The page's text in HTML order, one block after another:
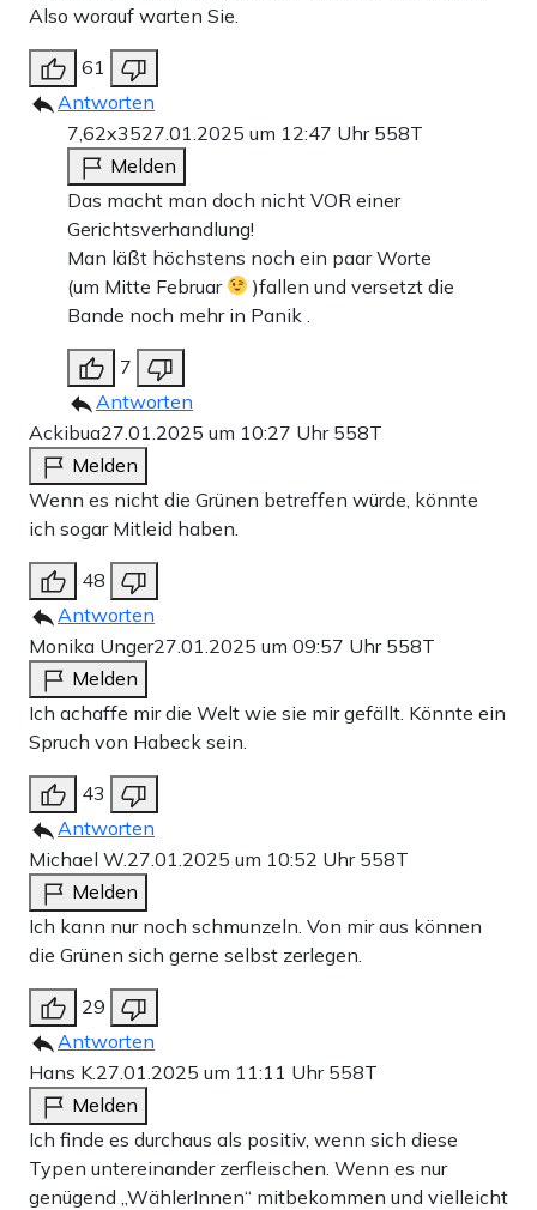
Also worauf warten Sie.
61
Antworten
7,62x3527.01.2025 um 12:47 Uhr 558T
Melden
Das macht man doch nicht VOR einer
Gerichtsverhandlung!
Man läßt höchstens noch ein paar Worte
(um Mitte Februar
)fallen und versetzt die
Bande noch mehr in Panik .
7
Antworten
Ackibua27.01.2025 um 10:27 Uhr 558T
Melden
Wenn es nicht die Grünen betreffen würde, könnte
ich sogar Mitleid haben.
48
Antworten
Monika Unger27.01.2025 um 09:57 Uhr 558T
Melden
Ich achaffe mir die Welt wie sie mir gefällt. Könnte ein
Spruch von Habeck sein.
43
Antworten
Michael W. 27.01.2025 um 10:52 Uhr 558T
Melden
Ich kann nur noch schmunzeln. Von mir aus können
die Grünen sich gerne selbst zerlegen.
29
Antworten
Hans K. 27.01.2025 um 11:11 Uhr 558T
Melden
Ich finde es durchaus als positiv, wenn sich diese
Typen untereinander zerfleischen. Wenn es nur
genügend „WählerInnen“ mitbekommen und vielleicht